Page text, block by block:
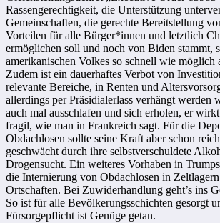
Rassengerechtigkeit, die Unterstützung
Gemeinschaften, die gerechte Bereitstellung
Vorteilen für alle Bürger*innen und letztlich
ermöglichen soll und noch von Biden stammt,
amerikanischen Volkes so schnell wie möglich
Zudem ist ein dauerhaftes Verbot von
relevante Bereiche, in Renten und
allerdings per Präsidialerlass verhängt werden
auch mal ausschlafen und sich erholen, er
fragil, wie man in Frankreich sagt. Für die
Obdachlosen sollte seine Kraft aber schon
geschwächt durch ihre selbstverschuldete
Drogensucht. Ein weiteres Vorhaben in
die Internierung von Obdachlosen in
Ortschaften. Bei Zuwiderhandlung geht’s ins
So ist für alle Bevölkerungsschichten gesorgt
Fürsorgepflicht ist Genüge getan.